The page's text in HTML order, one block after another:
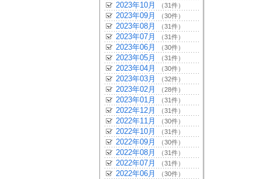
2023年10月 （31件）
2023年09月 （30件）
2023年08月 （31件）
2023年07月 （31件）
2023年06月 （30件）
2023年05月 （31件）
2023年04月 （30件）
2023年03月 （32件）
2023年02月 （28件）
2023年01月 （31件）
2022年12月 （31件）
2022年11月 （30件）
2022年10月 （31件）
2022年09月 （30件）
2022年08月 （31件）
2022年07月 （31件）
2022年06月 （30件）